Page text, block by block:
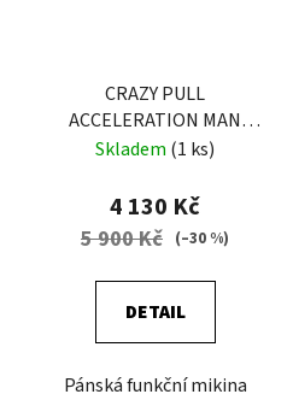
CRAZY PULL
ACCELERATION MAN
ENERGY
Skladem (1 ks)
4 130 Kč
5 900 Kč (–30 %)
DETAIL
Pánská funkční mikina